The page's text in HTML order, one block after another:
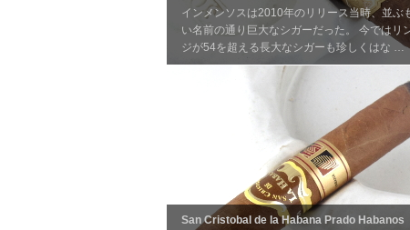
インメンソスは2010年のリリース当時、並ぶ
い名前の通り巨大なシガーだった。 今ではリ
ジが54を超える長大なシガーも珍しくはな …
San Cristobal de la Habana Prado Habanos